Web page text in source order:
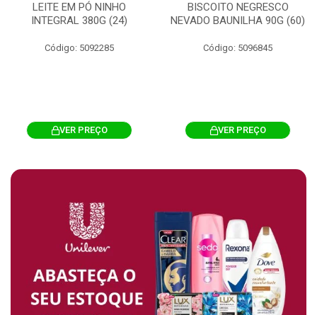
LEITE EM PÓ NINHO
INTEGRAL 380G (24)
Código: 5092285
VER PREÇO
BISCOITO NEGRESCO
NEVADO BAUNILHA 90G (60)
Código: 5096845
VER PREÇO